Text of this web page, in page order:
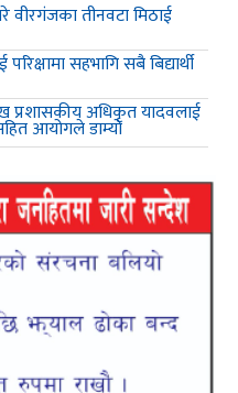
वीरगंजका तीनवटा मिठाई
सहभागि सबै बिद्यार्थी
प्रशासकीय अधिकृत यादवलाई
आयोगले डाम्यो